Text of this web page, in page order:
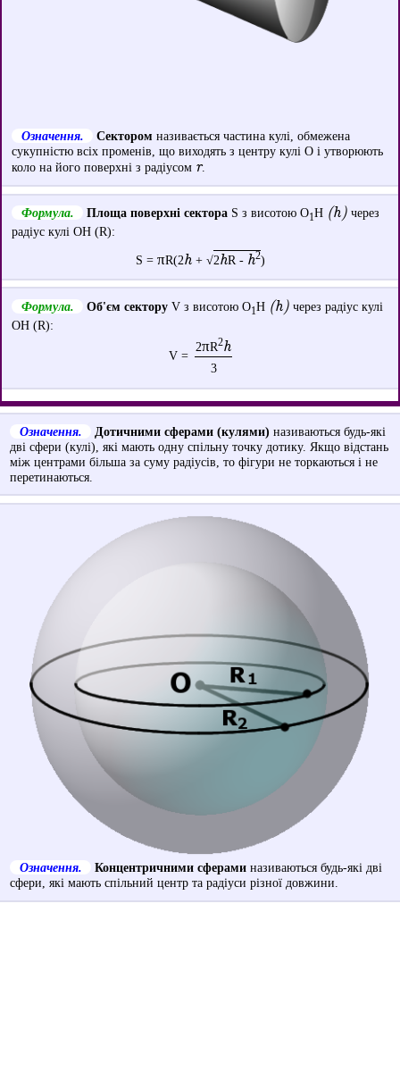
Означення. Сектором називається частина кулі, обмежена
сукупністю всіх променів, що виходять з центру кулі О і утворюють
коло на його поверхні з радіусом r.
Формула. Площа поверхні сектора S з висотою O1H (h) через
радіус кулі OH (R):
S = πR(2h+ √2hR - h2)
Формула. Об'єм сектору V з висотою O1H (h) через радіус кулі
OH (R):
V =
2πR2h
3
Означення. Дотичними сферами (кулями) називаються будь-які
дві сфери (кулі), які мають одну спільну точку дотику. Якщо відстань
між центрами більша за суму радіусів, то фігури не торкаються і не
перетинаються.
Означення. Концентричними сферами називаються будь-які дві
сфери, які мають спільний центр та радіуси різної довжини.